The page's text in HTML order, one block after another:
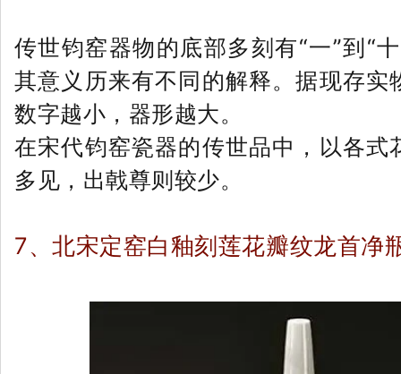
传世钧窑器物的底部多刻有“一”到“
其意义历来有不同的解释。据现存实
数字越小，器形越大。
在宋代钧窑瓷器的传世品中，以各式
多见，出戟尊则较少。
7、北宋定窑白釉刻莲花瓣纹龙首净